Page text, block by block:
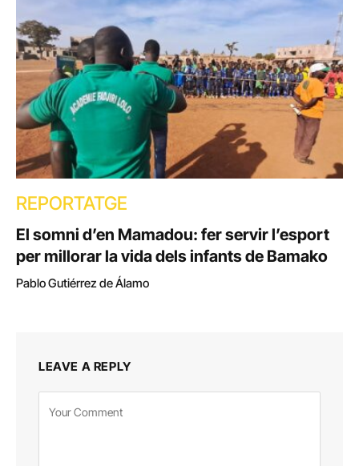
REPORTATGE
El somni d’en Mamadou: fer servir l’esport
per millorar la vida dels infants de Bamako
Pablo Gutiérrez de Álamo
LEAVE A REPLY